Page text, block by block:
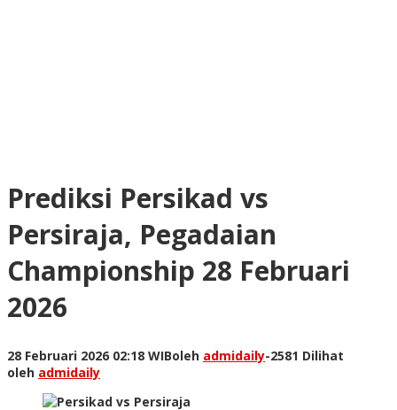
Prediksi Persikad vs
Persiraja, Pegadaian
Championship 28 Februari
2026
28 Februari 2026 02:18 WIBoleh admidaily-2581 Dilihat
oleh admidaily